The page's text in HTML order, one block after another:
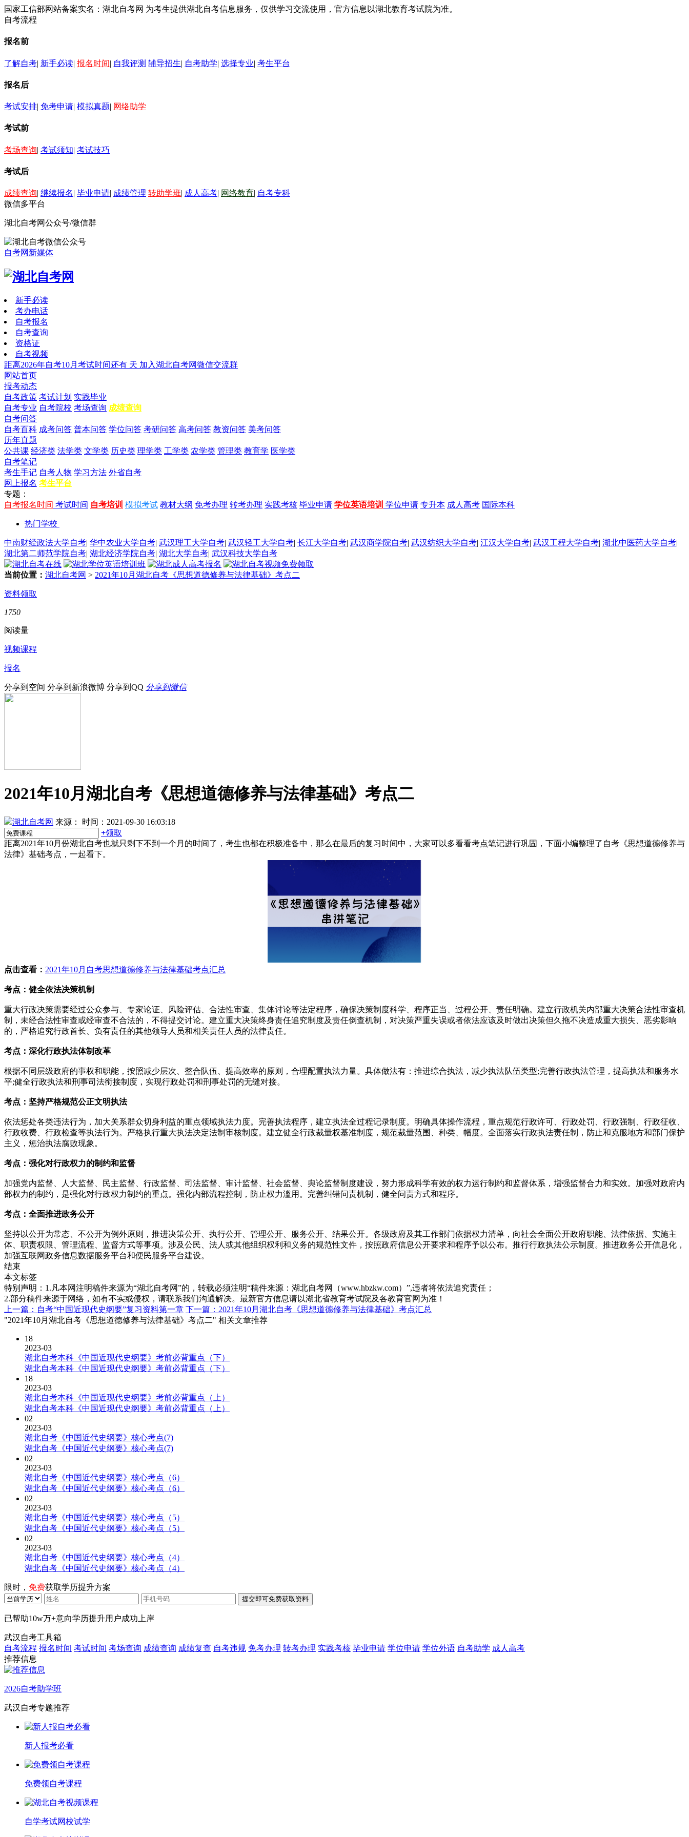
国家工信部网站备案实名：湖北自考网 为考生提供湖北自考信息服务，仅供学习交流使用，官方信息以湖北教育考试院为准。
自考流程
报名前
了解自考| 新手必读| 报名时间| 自我评测 辅导招生| 自考助学| 选择专业| 考生平台
报名后
考试安排| 免考申请| 模拟真题| 网络助学
考试前
考场查询| 考试须知| 考试技巧
考试后
成绩查询| 继续报名| 毕业申请| 成绩管理 转助学班| 成人高考| 网络教育| 自考专科
微信多平台
湖北自考网公众号/微信群
自考网新媒体
新手必读
考办电话
自考报名
自考查询
资格证
自考视频
距离2026年自考10月考试时间还有 天 加入湖北自考网微信交流群
网站首页
报考动态
自考政策 考试计划 实践毕业
自考专业 自考院校 考场查询 成绩查询
自考问答
自考百科 成考问答 普本问答 学位问答 考研问答 高考问答 教资问答 美考问答
历年真题
公共课 经济类 法学类 文学类 历史类 理学类 工学类 农学类 管理类 教育学 医学类
自考笔记
考生手记 自考人物 学习方法 外省自考
网上报名 考生平台
专题：
自考报名时间 考试时间 自考培训 模拟考试 教材大纲 免考办理 转考办理 实践考核 毕业申请 学位英语培训 学位申请 专升本 成人高考 国际本科
热门学校
中南财经政法大学自考| 华中农业大学自考| 武汉理工大学自考| 武汉轻工大学自考| 长江大学自考| 武汉商学院自考| 武汉纺织大学自考| 江汉大学自考| 武汉工程大学自考| 湖北中医药大学自考|
湖北第二师范学院自考| 湖北经济学院自考| 湖北大学自考| 武汉科技大学自考
当前位置： 湖北自考网 > 2021年10月湖北自考《思想道德修养与法律基础》考点二
资料领取
1750
阅读量
视频课程
报名
分享到空间 分享到新浪微博 分享到QQ 分享到微信
2021年10月湖北自考《思想道德修养与法律基础》考点二
湖北自考网 来源：
时间：2021-09-30 16:03:18
+领取
距离2021年10月份湖北自考也就只剩下不到一个月的时间了，考生也都在积极准备中，那么在最后的复习时间中，大家可以多看看考点笔记进行巩固，下面小编整理了自考《思想道德修养与
法律》基础考点，一起看下。
点击查看： 2021年10月自考思想道德修养与法律基础考点汇总
考点：健全依法决策机制
重大行政决策需要经过公众参与、专家论证、风险评估、合法性审查、集体讨论等法定程序，确保决策制度科学、程序正当、过程公开、责任明确。建立行政机关内部重大决策合法性审查机
制，未经合法性审查或经审查不合法的，不得提交讨论。建立重大决策终身责任追究制度及责任倒查机制，对决策严重失误或者依法应该及时做出决策但久拖不决造成重大损失、恶劣影响
的，严格追究行政首长、负有责任的其他领导人员和相关责任人员的法律责任。
考点 ：深化行政执法体制改革
根据不同层级政府的事权和职能，按照减少层次、整合队伍、提高效率的原则，合理配置执法力量。具体做法有：推进综合执法，减少执法队伍类型;完善行政执法管理，提高执法和服务水
平;健全行政执法和刑事司法衔接制度，实现行政处罚和刑事处罚的无缝对接。
考点：坚持严格规范公正文明执法
依法惩处各类违法行为，加大关系群众切身利益的重点领域执法力度。完善执法程序，建立执法全过程记录制度。明确具体操作流程，重点规范行政许可、行政处罚、行政强制、行政征收、
行政收费、行政检查等执法行为。严格执行重大执法决定法制审核制度。建立健全行政裁量权基准制度，规范裁量范围、种类、幅度。全面落实行政执法责任制，防止和克服地方和部门保护
主义，惩治执法腐败现象。
考点：强化对行政权力的制约和监督
加强党内监督、人大监督、民主监督、行政监督、司法监督、审计监督、社会监督、舆论监督制度建设，努力形成科学有效的权力运行制约和监督体系，增强监督合力和实效。加强对政府内
部权力的制约，是强化对行政权力制约的重点。强化内部流程控制，防止权力滥用。完善纠错问责机制，健全问责方式和程序。
考点：全面推进政务公开
坚持以公开为常态、不公开为例外原则，推进决策公开、执行公开、管理公开、服务公开、结果公开。各级政府及其工作部门依据权力清单，向社会全面公开政府职能、法律依据、实施主
体、职责权限、管理流程、监督方式等事项。涉及公民、法人或其他组织权利和义务的规范性文件，按照政府信息公开要求和程序予以公布。推行行政执法公示制度。推进政务公开信息化，
加强互联网政务信息数据服务平台和便民服务平台建设。
结束
本文标签
特别声明：1.凡本网注明稿件来源为“湖北自考网”的，转载必须注明“稿件来源：湖北自考网（www.hbzkw.com）”,违者将依法追究责任；
2.部分稿件来源于网络，如有不实或侵权，请联系我们沟通解决。最新官方信息请以湖北省教育考试院及各教育官网为准！
上一篇：自考“中国近现代史纲要”复习资料第一章 下一篇：2021年10月湖北自考《思想道德修养与法律基础》考点汇总
"2021年10月湖北自考《思想道德修养与法律基础》考点二" 相关文章推荐
18
2023-03
湖北自考本科《中国近现代史纲要》考前必背重点（下）
湖北自考本科《中国近现代史纲要》考前必背重点（下）
18
2023-03
湖北自考本科《中国近现代史纲要》考前必背重点（上）
湖北自考本科《中国近现代史纲要》考前必背重点（上）
02
2023-03
湖北自考《中国近代史纲要》核心考点(7)
湖北自考《中国近代史纲要》核心考点(7)
02
2023-03
湖北自考《中国近代史纲要》核心考点（6）
湖北自考《中国近代史纲要》核心考点（6）
02
2023-03
湖北自考《中国近代史纲要》核心考点（5）
湖北自考《中国近代史纲要》核心考点（5）
02
2023-03
湖北自考《中国近代史纲要》核心考点（4）
湖北自考《中国近代史纲要》核心考点（4）
限时， 免费获取学历提升方案
已帮助10w万+意向学历提升用户成功上岸
武汉自考工具箱
自考流程 报名时间 考试时间 考场查询 成绩查询 成绩复查 自考违规 免考办理 转考办理 实践考核 毕业申请 学位申请 学位外语 自考助学 成人高考
推荐信息
2026自考助学班
武汉自考专题推荐
新人报考必看
免费领自考课程
自学考试网校试学